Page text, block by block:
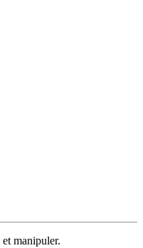
manipuler.